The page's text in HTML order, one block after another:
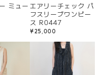
ミュー エアリーチェック パ
フスリーブワンピー
ス R0447
¥25,000